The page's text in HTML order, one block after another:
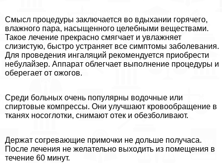
Смысл процедуры заключается во вдыхании горячего,
влажного пара, насыщенного целебными веществами.
Такое лечение прекрасно смягчает и увлажняет
слизистую, быстро устраняет все симптомы заболевания.
Для проведения ингаляций рекомендуется приобрести
небулайзер. Аппарат облегчает выполнение процедуры и
оберегает от ожогов.
Среди больных очень популярны водочные или
спиртовые компрессы. Они улучшают кровообращение в
тканях носоглотки, снимают отек и обезболивают.
Держат согревающие примочки не дольше получаса.
После лечения не желательно выходить из помещения в
течение 60 минут.